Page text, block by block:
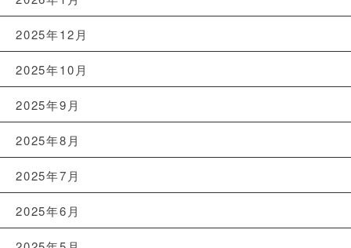
2025年12月
2025年10月
2025年9月
2025年8月
2025年7月
2025年6月